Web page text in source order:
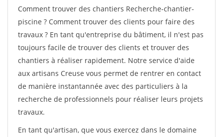
Comment trouver des chantiers Recherche-chantier-
piscine ? Comment trouver des clients pour faire des
travaux ? En tant qu'entreprise du bâtiment, il n'est pas
toujours facile de trouver des clients et trouver des
chantiers à réaliser rapidement. Notre service d'aide
aux artisans Creuse vous permet de rentrer en contact
de manière instantannée avec des particuliers à la
recherche de professionnels pour réaliser leurs projets
travaux.
En tant qu'artisan, que vous exercez dans le domaine